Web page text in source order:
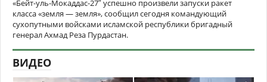
«Бейт-уль-Мокаддас-27″ успешно произвели запуски ракет
класса «земля — земля», сообщил сегодня командующий
сухопутными войсками исламской республики бригадный
генерал Ахмад Реза Пурдастан.
ВИДЕО